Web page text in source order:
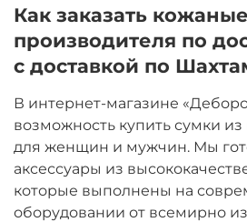
Как заказать
производителя по
с доставкой по
В интернет-магазине
возможность купить сумки
для женщин и мужчин. Мы
аксессуары из
которые выполнены на
оборудовании от всемирно